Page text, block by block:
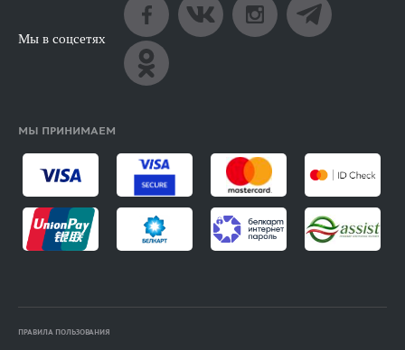
Мы в соцсетях
МЫ ПРИНИМАЕМ
ПРАВИЛА ПОЛЬЗОВАНИЯ